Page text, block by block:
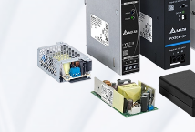
Modules
Adapter